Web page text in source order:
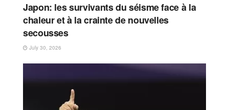
Japon: les survivants du séisme face à la
chaleur et à la crainte de nouvelles
secousses
July 30, 2026